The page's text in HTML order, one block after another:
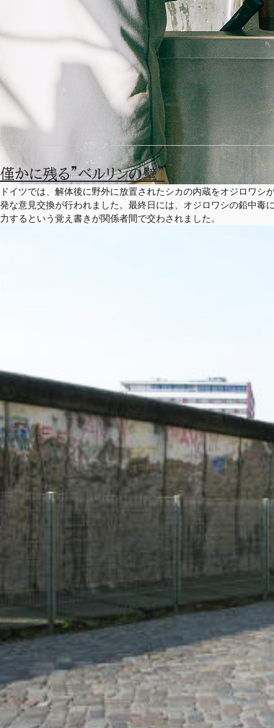
僅かに残る”ベルリンの壁”
ドイツでは、解体後に野外に放置されたシカの内蔵をオジロワ
発な意見交換が行われました。最終日には、オジロワシの鉛中
力するという覚え書きが関係者間で交わされました。